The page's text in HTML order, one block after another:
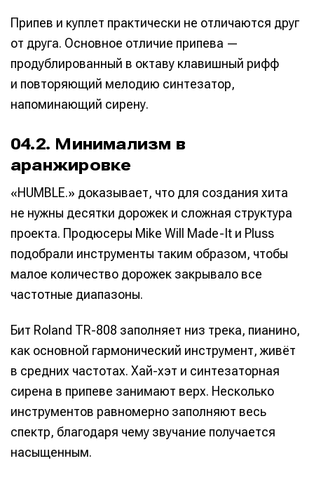
Припев и куплет практически не отличаются друг
от друга. Основное отличие припева —
продублированный в октаву клавишный рифф
и повторяющий мелодию синтезатор,
напоминающий сирену.
04.2. Минимализм в
аранжировке
«HUMBLE.» доказывает, что для создания хита
не нужны десятки дорожек и сложная структура
проекта. Продюсеры Mike Will Made-It и Pluss
подобрали инструменты таким образом, чтобы
малое количество дорожек закрывало все
частотные диапазоны.
Бит Roland TR-808 заполняет низ трека, пианино,
как основной гармонический инструмент, живёт
в средних частотах. Хай-хэт и синтезаторная
сирена в припеве занимают верх. Несколько
инструментов равномерно заполняют весь
спектр, благодаря чему звучание получается
насыщенным.